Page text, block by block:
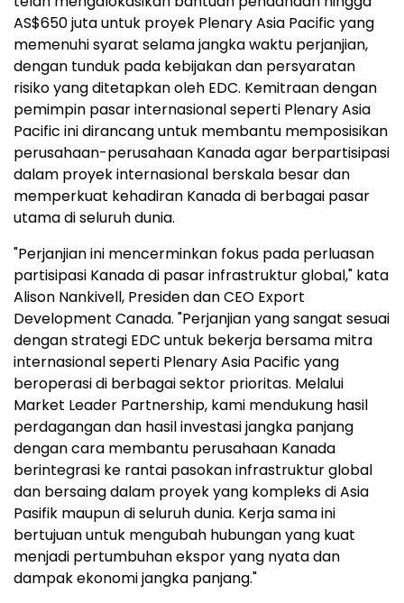
AS$650 juta untuk proyek Plenary Asia Pacific yang
memenuhi syarat selama jangka waktu perjanjian,
dengan tunduk pada kebijakan dan persyaratan
risiko yang ditetapkan oleh EDC. Kemitraan dengan
pemimpin pasar internasional seperti Plenary Asia
Pacific ini dirancang untuk membantu memposisikan
perusahaan-perusahaan Kanada agar berpartisipasi
dalam proyek internasional berskala besar dan
memperkuat kehadiran Kanada di berbagai pasar
utama di seluruh dunia.
"Perjanjian ini mencerminkan fokus pada perluasan
partisipasi Kanada di pasar infrastruktur global," kata
Alison Nankivell, Presiden dan CEO Export
Development Canada. "Perjanjian yang sangat sesuai
dengan strategi EDC untuk bekerja bersama mitra
internasional seperti Plenary Asia Pacific yang
beroperasi di berbagai sektor prioritas. Melalui
Market Leader Partnership, kami mendukung hasil
perdagangan dan hasil investasi jangka panjang
dengan cara membantu perusahaan Kanada
berintegrasi ke rantai pasokan infrastruktur global
dan bersaing dalam proyek yang kompleks di Asia
Pasifik maupun di seluruh dunia. Kerja sama ini
bertujuan untuk mengubah hubungan yang kuat
menjadi pertumbuhan ekspor yang nyata dan
dampak ekonomi jangka panjang."